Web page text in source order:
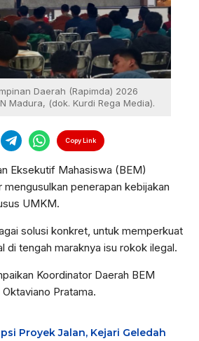
Daerah (Rapimda) 2026
Madura, (dok. Kurdi Rega Media).
Copy Link
Eksekutif Mahasiswa (BEM)
mengusulkan penerapan kebijakan
UMKM.
solusi konkret, untuk memperkuat
di tengah maraknya isu rokok ilegal.
Koordinator Daerah BEM
Pratama.
Proyek Jalan, Kejari Geledah